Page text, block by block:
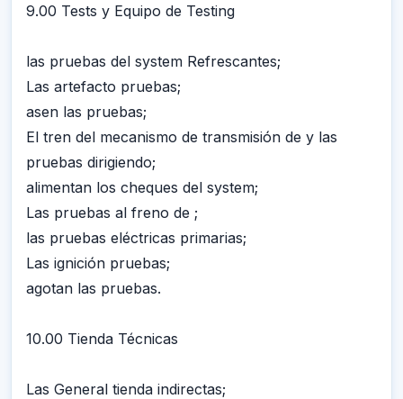
9.00 Tests y Equipo de Testing
las pruebas del system Refrescantes;
Las artefacto pruebas;
asen las pruebas;
El tren del mecanismo de transmisión de y las
pruebas dirigiendo;
alimentan los cheques del system;
Las pruebas al freno de ;
las pruebas eléctricas primarias;
Las ignición pruebas;
agotan las pruebas.
10.00 Tienda Técnicas
Las General tienda indirectas;